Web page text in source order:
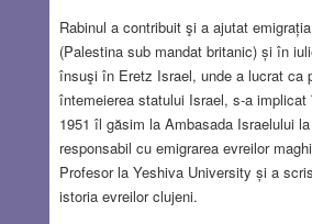
Rabinul a contribuit şi a ajutat
(Palestina sub mandat britanic) și în
însuşi în Eretz Israel, unde a lucrat ca
întemeierea statului Israel, s-a
1951 îl găsim la Ambasada Israelului
responsabil cu emigrarea evreilor
Profesor la Yeshiva University și a
istoria evreilor clujeni.